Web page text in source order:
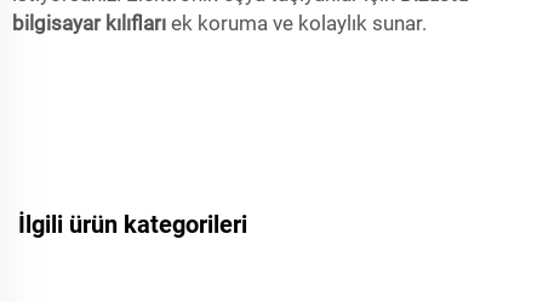
bilgisayar kılıfları ek koruma ve kolaylık sunar.
İlgili ürün kategorileri